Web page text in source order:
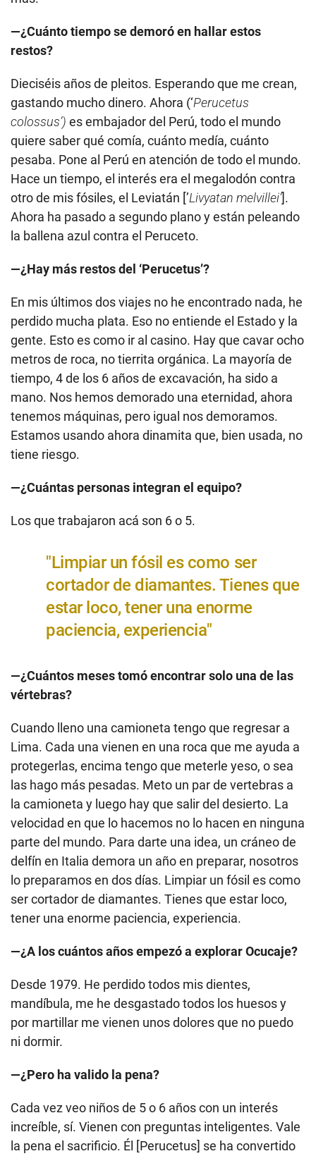
—¿Cuánto tiempo se demoró en hallar estos
restos?
Dieciséis años de pleitos. Esperando que me crean,
gastando mucho dinero. Ahora (‘Perucetus
colossus’) es embajador del Perú, todo el mundo
quiere saber qué comía, cuánto medía, cuánto
pesaba. Pone al Perú en atención de todo el mundo.
Hace un tiempo, el interés era el megalodón contra
otro de mis fósiles, el Leviatán [’Livyatan melvillei’].
Ahora ha pasado a segundo plano y están peleando
la ballena azul contra el Peruceto.
—¿Hay más restos del ‘Perucetus’?
En mis últimos dos viajes no he encontrado nada, he
perdido mucha plata. Eso no entiende el Estado y la
gente. Esto es como ir al casino. Hay que cavar ocho
metros de roca, no tierrita orgánica. La mayoría de
tiempo, 4 de los 6 años de excavación, ha sido a
mano. Nos hemos demorado una eternidad, ahora
tenemos máquinas, pero igual nos demoramos.
Estamos usando ahora dinamita que, bien usada, no
tiene riesgo.
—¿Cuántas personas integran el equipo?
Los que trabajaron acá son 6 o 5.
"Limpiar un fósil es como ser
cortador de diamantes. Tienes que
estar loco, tener una enorme
paciencia, experiencia"
—¿Cuántos meses tomó encontrar solo una de las
vértebras?
Cuando lleno una camioneta tengo que regresar a
Lima. Cada una vienen en una roca que me ayuda a
protegerlas, encima tengo que meterle yeso, o sea
las hago más pesadas. Meto un par de vertebras a
la camioneta y luego hay que salir del desierto. La
velocidad en que lo hacemos no lo hacen en ninguna
parte del mundo. Para darte una idea, un cráneo de
delfín en Italia demora un año en preparar, nosotros
lo preparamos en dos días. Limpiar un fósil es como
ser cortador de diamantes. Tienes que estar loco,
tener una enorme paciencia, experiencia.
—¿A los cuántos años empezó a explorar Ocucaje?
Desde 1979. He perdido todos mis dientes,
mandíbula, me he desgastado todos los huesos y
por martillar me vienen unos dolores que no puedo
ni dormir.
—¿Pero ha valido la pena?
Cada vez veo niños de 5 o 6 años con un interés
increíble, sí. Vienen con preguntas inteligentes. Vale
la pena el sacrificio. Él [Perucetus] se ha convertido